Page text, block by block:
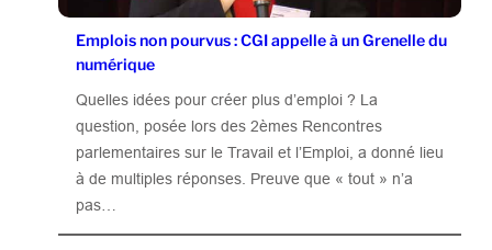
Emplois non pourvus : CGI appelle à un Grenelle du
numérique
Quelles idées pour créer plus d’emploi ? La
question, posée lors des 2èmes Rencontres
parlementaires sur le Travail et l’Emploi, a donné lieu
à de multiples réponses. Preuve que « tout » n’a
pas…